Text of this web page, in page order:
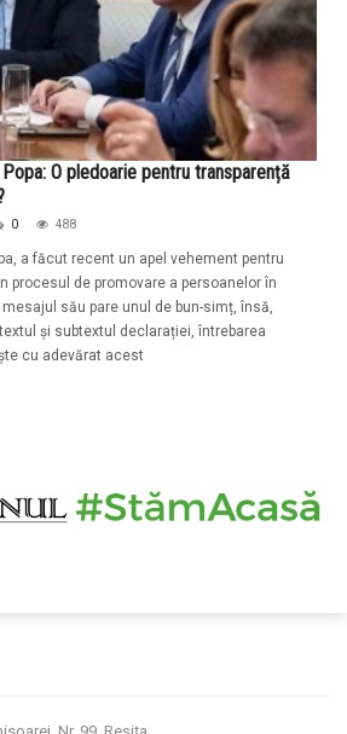
O pledoarie pentru transparență
0 488
a făcut recent un apel vehement pentru
procesul de promovare a persoanelor în
său pare unul de bun-simț, însă,
și subtextul declarației, întrebarea
cu adevărat acest